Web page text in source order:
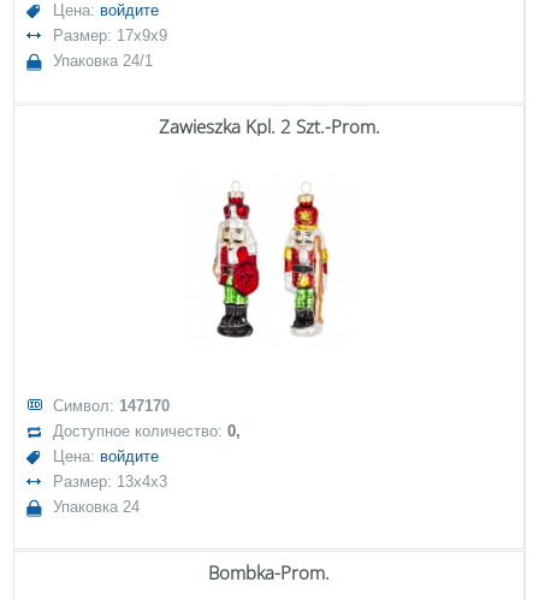
Цена: войдите
Размер: 17x9x9
Упаковка 24/1
Zawieszka Kpl. 2 Szt.-Prom.
Символ: 147170
Доступное количество:0,
Цена: войдите
Размер: 13x4x3
Упаковка 24
Bombka-Prom.